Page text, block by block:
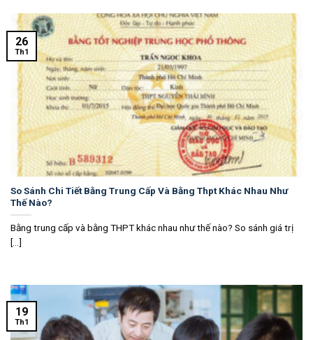
So Sánh Chi Tiết Bằng Trung Cấp Và Bằng Thpt Khác Nhau Như
Thế Nào?
Bằng trung cấp và bằng THPT khác nhau như thế nào? So sánh giá trị
[...]
26
Th1
19
Th1